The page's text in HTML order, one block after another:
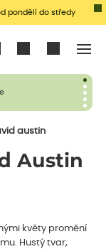
pondělí do středy
austin
Austin
květy promění
Hustý tvar,